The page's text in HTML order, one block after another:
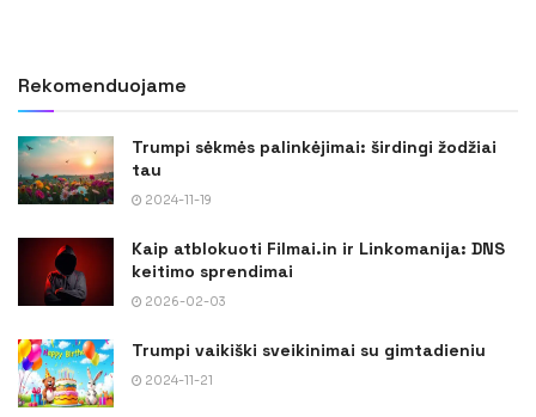
Rekomenduojame
Trumpi sėkmės palinkėjimai: širdingi žodžiai
tau
2024-11-19
Kaip atblokuoti Filmai.in ir Linkomanija: DNS
keitimo sprendimai
2026-02-03
Trumpi vaikiški sveikinimai su gimtadieniu
2024-11-21